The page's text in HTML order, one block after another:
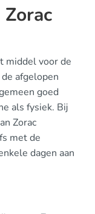
middel voor de
afgelopen
goed
als fysiek. Bij
Zorac
met de
dagen aan